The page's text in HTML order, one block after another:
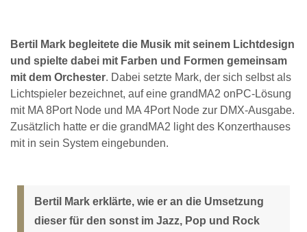
Bertil Mark begleitete die Musik mit seinem Lichtdesign
und spielte dabei mit Farben und Formen gemeinsam
mit dem Orchester. Dabei setzte Mark, der sich selbst als
Lichtspieler bezeichnet, auf eine grandMA2 onPC-Lösung
mit MA 8Port Node und MA 4Port Node zur DMX-Ausgabe.
Zusätzlich hatte er die grandMA2 light des Konzerthauses
mit in sein System eingebunden.
Bertil Mark erklärte, wie er an die Umsetzung
dieser für den sonst im Jazz, Pop und Rock